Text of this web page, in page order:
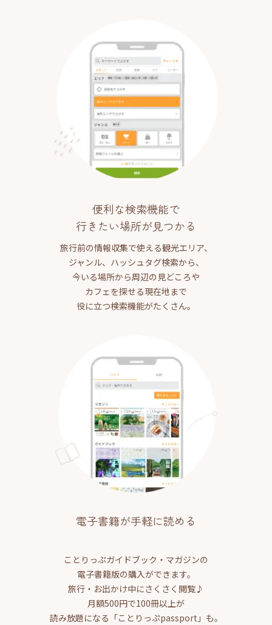
便利な検索機能で
行きたい場所が見つかる
旅行前の情報収集で使える観光エリア、
ジャンル、ハッシュタグ検索から、
今いる場所から周辺の見どころや
カフェを探せる現在地まで
役に立つ検索機能がたくさん。
電子書籍が手軽に読める
ことりっぷガイドブック・マガジンの
電子書籍版の購入ができます。
旅行・お出かけ中にさくさく閲覧♪
月額500円で100冊以上が
読み放題になる「ことりっぷpassport」も。